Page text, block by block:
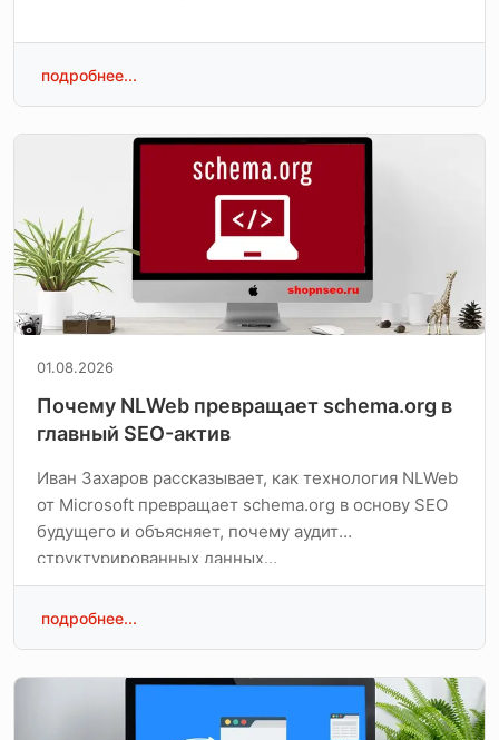
подробнее...
01.08.2026
Почему NLWeb превращает schema.org в
главный SEO-актив
Иван Захаров рассказывает, как технология NLWeb
от Microsoft превращает schema.org в основу SEO
будущего и объясняет, почему аудит
структурированных данных…
подробнее...